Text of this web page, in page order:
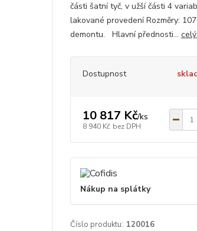
části šatní tyč, v užší části 4
lakované provedení Rozměry:
demontu. Hlavní přednosti...
Dostupnost
10 817 Kč/ks
8 940 Kč bez DPH
Nákup na splátky
Číslo produktu: 120016